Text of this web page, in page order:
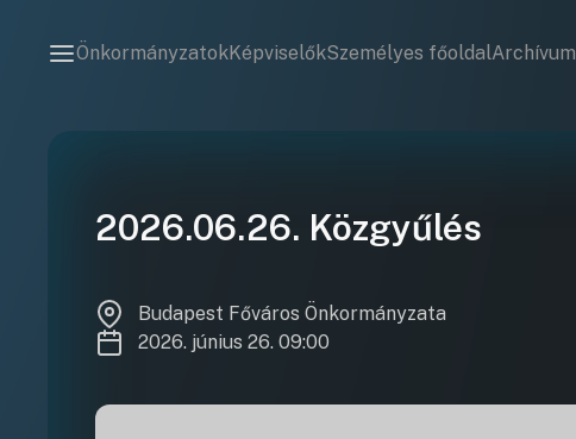
ÖnkormányzatokKépviselőkSzemélyes főoldalArchívum
2026.06.26. Közgyűlés
Budapest Főváros Önkormányzata
2026. június 26. 09:00